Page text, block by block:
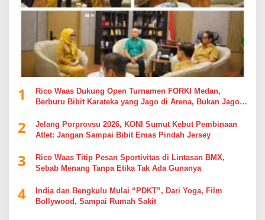
1
Rico Waas Dukung Open Turnamen FORKI Medan,
Berburu Bibit Karateka yang Jago di Arena, Bukan Jago
2
Jelang Porprovsu 2026, KONI Sumut Kebut Pembinaan
Atlet: Jangan Sampai Bibit Emas Pindah Jersey
3
Rico Waas Titip Pesan Sportivitas di Lintasan BMX,
Sebab Menang Tanpa Etika Tak Ada Gunanya
4
India dan Bengkulu Mulai “PDKT”, Dari Yoga, Film
Bollywood, Sampai Rumah Sakit